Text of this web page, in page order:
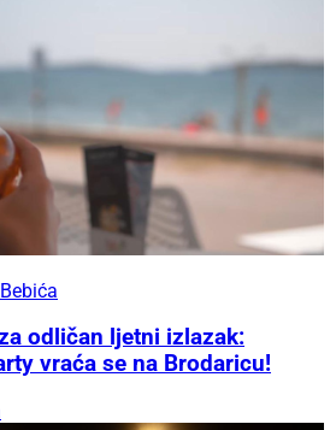
odličan ljetni izlazak:
vraća se na Brodaricu!